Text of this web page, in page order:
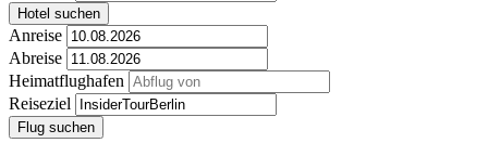
Hotel suchen
Anreise
Abreise
Heimatflughafen
Reiseziel
Flug suchen